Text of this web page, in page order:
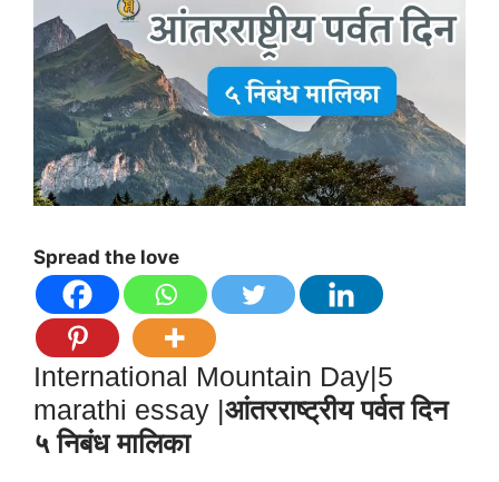
Spread the love
International Mountain Day|5
marathi essay |आंतरराष्ट्रीय पर्वत दिन
५ निबंध मालिका